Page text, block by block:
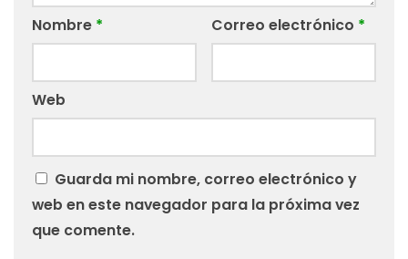
Nombre * Correo electrónico *
Web
Guarda mi nombre, correo electrónico y
web en este navegador para la próxima vez
que comente.